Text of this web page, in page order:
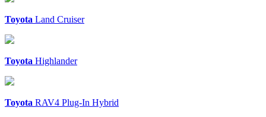
Toyota Land Cruiser
Toyota Highlander
Toyota RAV4 Plug-In Hybrid